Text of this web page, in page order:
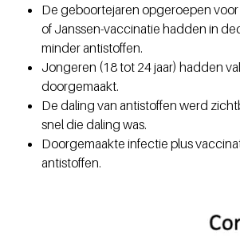
De geboortejaren opgeroepen
of Janssen-vaccinatie hadden in
minder antistoffen.
Jongeren (18 tot 24 jaar) hadden
doorgemaakt.
De daling van antistoffen werd
snel die daling was.
Doorgemaakte infectie plus
antistoffen.